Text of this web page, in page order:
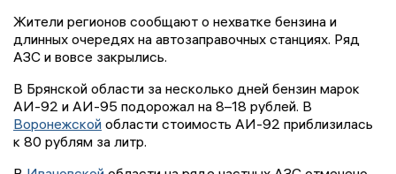
Жители регионов сообщают о нехватке бензина и
длинных очередях на автозаправочных станциях. Ряд
АЗС и вовсе закрылись.
В Брянской области за несколько дней бензин марок
АИ-92 и АИ-95 подорожал на 8–18 рублей. В
Воронежской области стоимость АИ-92 приблизилась
к 80 рублям за литр.